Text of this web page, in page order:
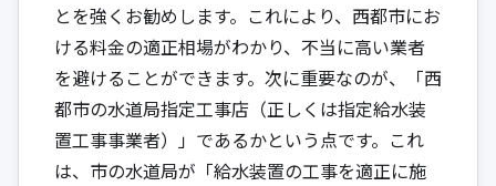
とを強くお勧めします。これにより、西都市にお
ける料金の適正相場がわかり、不当に高い業者
を避けることができます。次に重要なのが、「西
都市の水道局指定工事店（正しくは指定給水装
置工事事業者）」であるかという点です。これ
は、市の水道局が「給水装置の工事を適正に施